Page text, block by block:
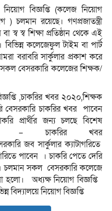
বিজ্ঞপ্তি (কলেজ নিয়োগ
) চলমান রয়েছে। গণপ্রজাতন্ত্রী
স্ব স্ব শিক্ষা প্রতিষ্ঠান থেকে এই
কলেজেফুল টাইম বা পার্ট
বরাবরি সার্কুলার প্রকাশ করে
বেসরকারি কলেজের শিক্ষক/
,চাকরির খবর ২০২০,শিক্ষক
চাকরির খবর পাবেন
প্রার্থীর জন্য চলছে বিশেষ
– চাকরির খবর
জব সার্কুলার ক্যাটাগরিতে
পাবেন । চাকরি পেতে দেরি
সকল বেসরকারি কলেজে
হলো। অধ্যক্ষ নিয়োগ বিজ্ঞপ্তি
বিদ্যালয়ে নিয়োগ বিজ্ঞপ্তি